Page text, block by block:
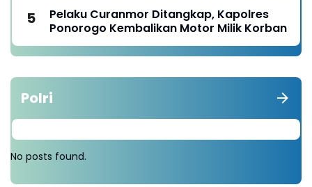
Pelaku Curanmor Ditangkap, Kapolres
Ponorogo Kembalikan Motor Milik Korban
Polri
No posts found.